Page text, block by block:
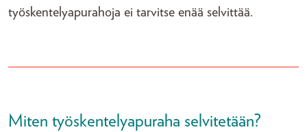
työskentelyapurahoja ei tarvitse enää selvittää.
Miten työskentelyapuraha selvitetään?